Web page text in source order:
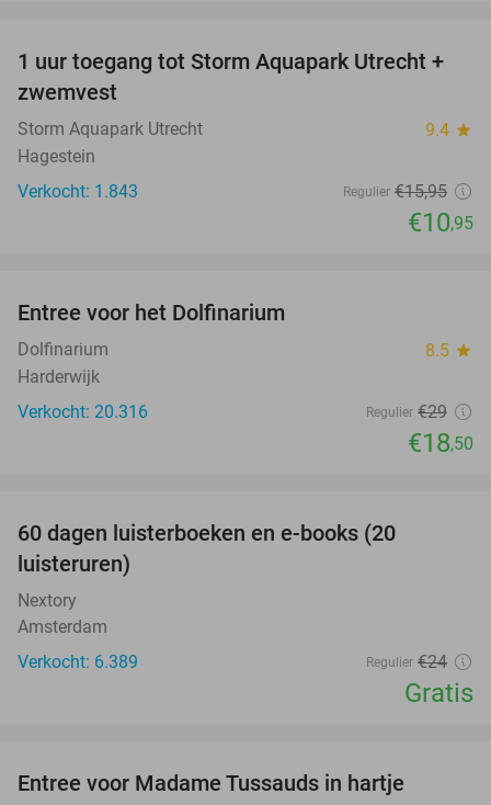
31%
1 uur toegang tot Storm Aquapark Utrecht +
zwemvest
Storm Aquapark Utrecht 9.4 star
Hagestein
Verkocht: 1.843
Regulier €15,95
€10,95
Entree voor het Dolfinarium
Dolfinarium 8.5 star
Harderwijk
Verkocht: 20.316
Regulier €29
€18,50
60 dagen luisterboeken en e-books (20
luisteruren)
Nextory
Amsterdam
Verkocht: 6.389
Regulier €24
Gratis
Entree voor Madame Tussauds in hartje